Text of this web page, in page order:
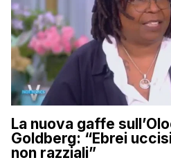
La nuova gaffe
Goldberg: “Ebrei
non razziali”